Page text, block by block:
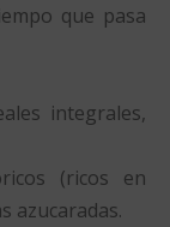
que pasa
integrales,
(ricos en
azucaradas.